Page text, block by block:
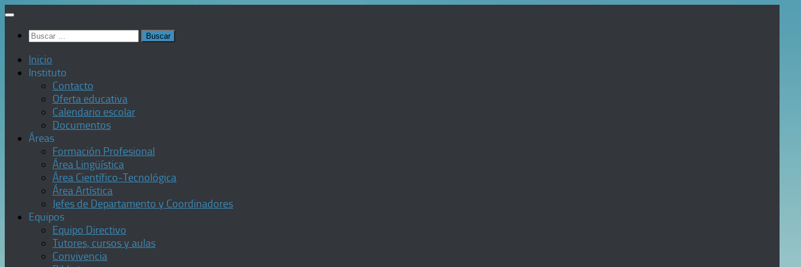
Saltar
contenido
Buscar:
Inicio
Instituto
Contacto
Oferta educativa
Calendario escolar
Documentos
Áreas
Formación Profesional
Área Lingüística
Área Científico-Tecnológica
Área Artística
Jefes de Departamento y Coordinadores
Equipos
Equipo Directivo
Tutores, cursos y aulas
Convivencia